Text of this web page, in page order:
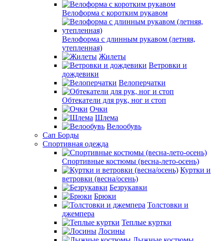
Велоформа с коротким рукавом
Велоформа с длинным рукавом (летняя,
утепленная)
Жилеты
Ветровки и
дождевики
Велоперчатки
Обтекатели для рук, ног и стоп
Очки
Шлема
Велообувь
Сап Борды
Спортивная одежда
Спортивные костюмы (весна-лето-осень)
Куртки и
ветровки (весна/осень)
Безрукавки
Брюки
Толстовки и
джемпера
Теплые куртки
Лосины